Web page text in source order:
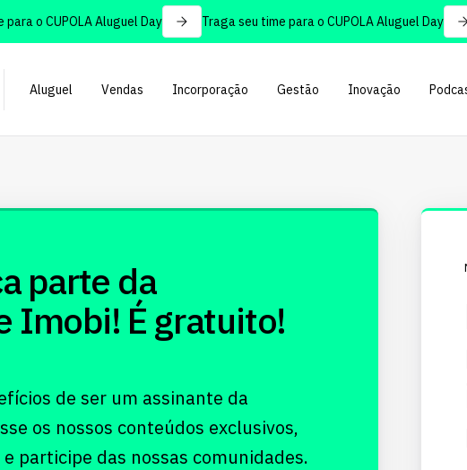
o CUPOLA Aluguel Day Traga seu time para o CUPOLA Aluguel Day
Aluguel Vendas Incorporação Gestão Inovação
parte da
Imobi! É gratuito!
de ser um assinante da
os nossos conteúdos exclusivos,
participe das nossas comunidades.